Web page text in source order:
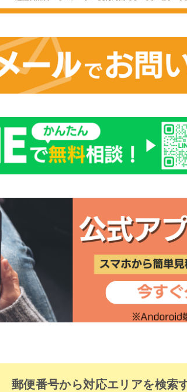
郵便番号から対応エリアを検索